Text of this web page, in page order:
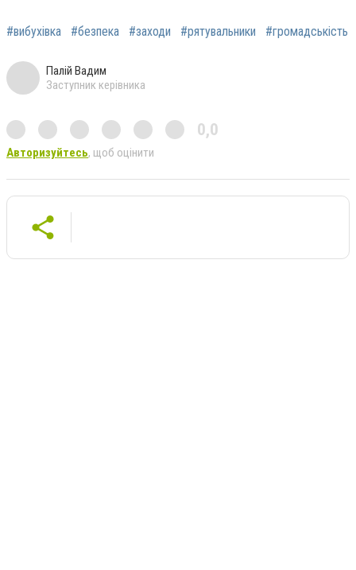
#вибухівка #безпека #заходи #рятувальники #громадськість
Палій Вадим
Заступник керівника
0,0
Авторизуйтесь, щоб оцінити